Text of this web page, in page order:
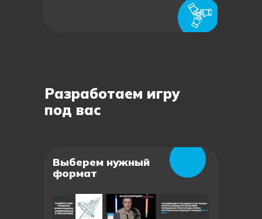
Выберем нужный
формат
Разработаем игру
под вас